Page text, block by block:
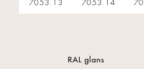
7053.13 7053.14
RAL glans